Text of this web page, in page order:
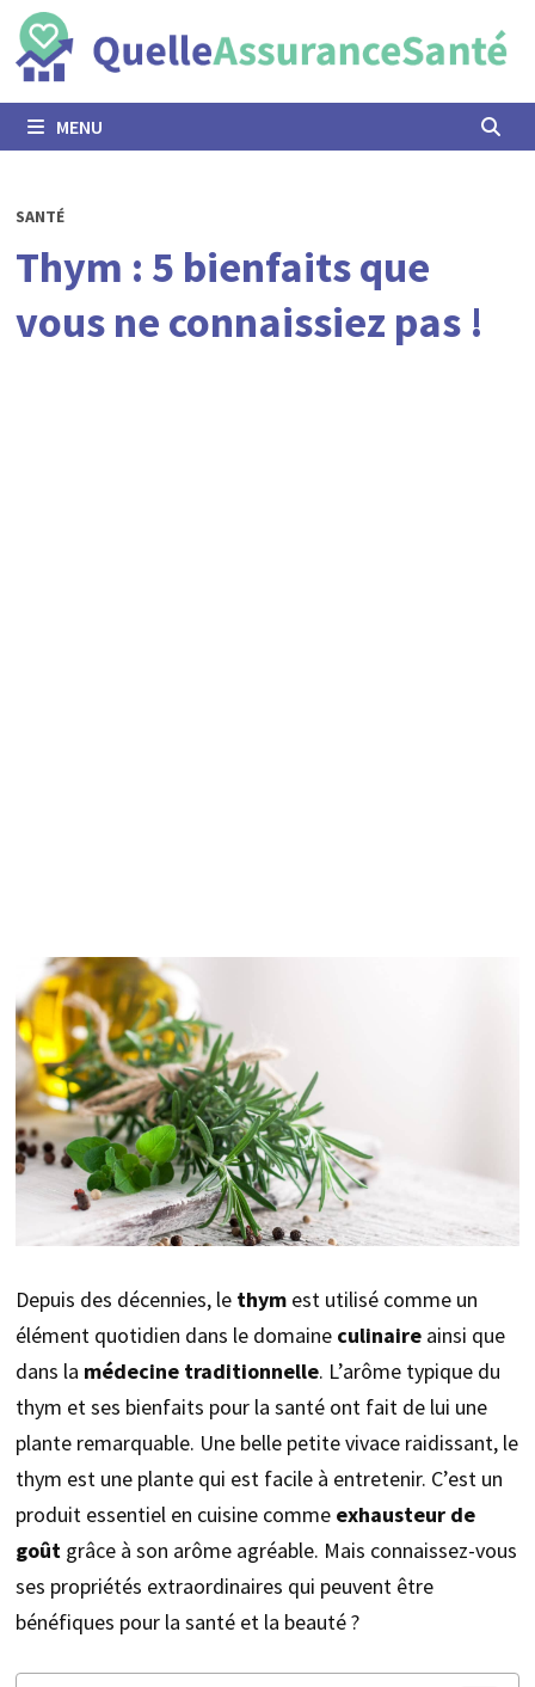
Passer
au
contenu
MENU
SANTÉ
Thym : 5 bienfaits que
vous ne connaissiez pas !
Depuis des décennies, lethym est utilisé comme un
élément quotidien dans le domaine culinaireainsi que
dans la médecine traditionnelle. L’arôme typique du
thym et ses bienfaits pour la santé ont fait de lui une
plante remarquable. Une belle petite vivace raidissant, le
thym est une plante qui est facile à entretenir. C’est un
produit essentiel en cuisine comme exhausteur de
goûtgrâce à son arôme agréable. Mais connaissez-vous
ses propriétés extraordinaires qui peuvent être
bénéfiques pour la santé et la beauté ?